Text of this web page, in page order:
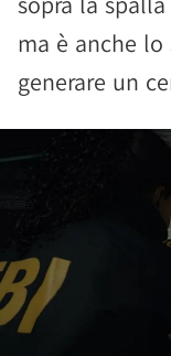
ma è anche
generare un